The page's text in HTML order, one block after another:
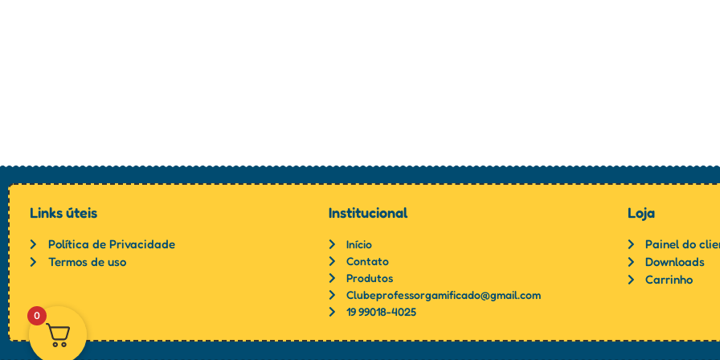
Links úteis
Política de Privacidade
Termos de uso
Institucional
Início
Contato
Produtos
Clubeprofessorgamificado@gmail.com
19 99018-4025
Loja
Painel do
Downloads
Carrinho
0